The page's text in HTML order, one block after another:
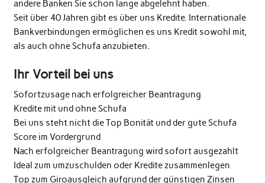
andere Banken Sie schon lange abgelehnt haben.
Seit über 40 Jahren gibt es über uns Kredite. Internationale
Bankverbindungen ermöglichen es uns Kredit sowohl mit,
als auch ohne Schufa anzubieten.
Ihr Vorteil bei uns
Sofortzusage nach erfolgreicher Beantragung
Kredite mit und ohne Schufa
Bei uns steht nicht die Top Bonität und der gute Schufa
Score im Vordergrund
Nach erfolgreicher Beantragung wird sofort ausgezahlt
Ideal zum umzuschulden oder Kredite zusammenlegen
Top zum Giroausgleich aufgrund der günstigen Zinsen